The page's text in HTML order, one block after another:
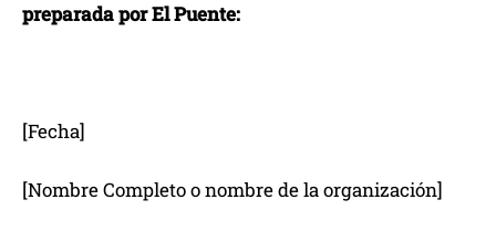
preparada por El Puente:
[Fecha]
[Nombre Completo o nombre de la organización]